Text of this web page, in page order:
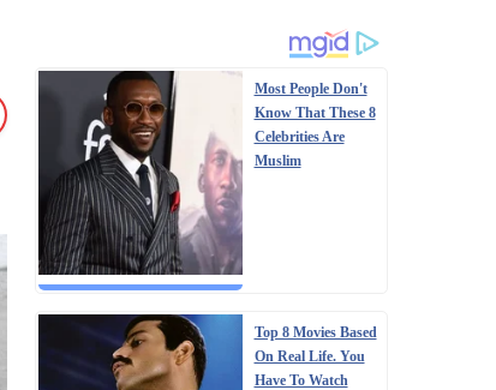
Most People Don't
Know That These 8
Celebrities Are
Muslim
Top 8 Movies Based
On Real Life. You
Have To Watch